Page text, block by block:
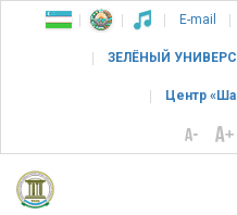
E-mail
ЗЕЛЁНЫЙ
Центр